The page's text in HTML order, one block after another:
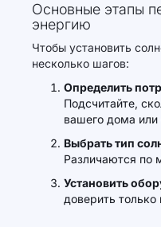
Основные этапы
энергию
Чтобы установить
несколько шагов:
Определить
Подсчитайте,
вашего дома или
Выбрать тип
Различаются по
Установить
доверить